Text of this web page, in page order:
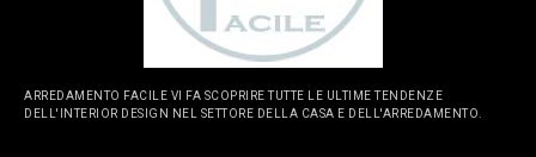
ARREDAMENTO FACILE VI FA SCOPRIRE TUTTE LE ULTIME TENDENZE
DELL'INTERIOR DESIGN NEL SETTORE DELLA CASA E DELL'ARREDAMENTO.